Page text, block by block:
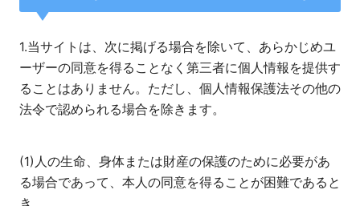
1.当サイトは、次に掲げる場合を除いて、あらかじめユ
ーザーの同意を得ることなく第三者に個人情報を提供す
ることはありません。ただし、個人情報保護法その他の
法令で認められる場合を除きます。
(1)人の生命、身体または財産の保護のために必要があ
る場合であって、本人の同意を得ることが困難であると